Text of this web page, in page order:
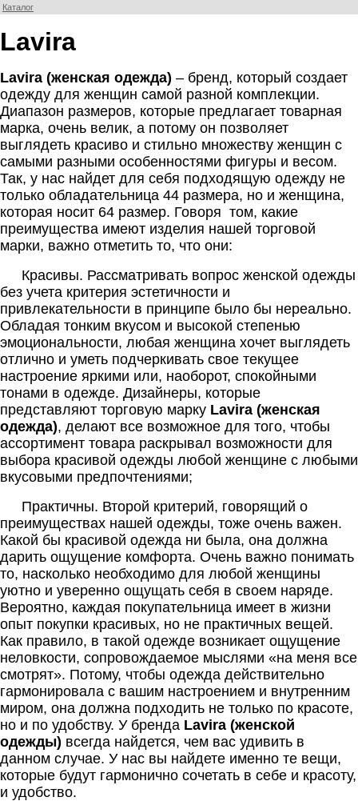
Каталог
Lavira
Lavira (женская одежда) – бренд, который создает
одежду для женщин самой разной комплекции.
Диапазон размеров, которые предлагает товарная
марка, очень велик, а потому он позволяет
выглядеть красиво и стильно множеству женщин с
самыми разными особенностями фигуры и весом.
Так, у нас найдет для себя подходящую одежду не
только обладательница 44 размера, но и женщина,
которая носит 64 размер. Говоря том, какие
преимущества имеют изделия нашей торговой
марки, важно отметить то, что они:
Красивы. Рассматривать вопрос женской одежды
без учета критерия эстетичности и
привлекательности в принципе было бы нереально.
Обладая тонким вкусом и высокой степенью
эмоциональности, любая женщина хочет выглядеть
отлично и уметь подчеркивать свое текущее
настроение яркими или, наоборот, спокойными
тонами в одежде. Дизайнеры, которые
представляют торговую марку Lavira (женская
одежда), делают все возможное для того, чтобы
ассортимент товара раскрывал возможности для
выбора красивой одежды любой женщине с любыми
вкусовыми предпочтениями;
Практичны. Второй критерий, говорящий о
преимуществах нашей одежды, тоже очень важен.
Какой бы красивой одежда ни была, она должна
дарить ощущение комфорта. Очень важно понимать
то, насколько необходимо для любой женщины
уютно и уверенно ощущать себя в своем наряде.
Вероятно, каждая покупательница имеет в жизни
опыт покупки красивых, но не практичных вещей.
Как правило, в такой одежде возникает ощущение
неловкости, сопровождаемое мыслями «на меня все
смотрят». Потому, чтобы одежда действительно
гармонировала с вашим настроением и внутренним
миром, она должна подходить не только по красоте,
но и по удобству. У бренда Lavira (женской
одежды) всегда найдется, чем вас удивить в
данном случае. У нас вы найдете именно те вещи,
которые будут гармонично сочетать в себе и красоту,
и удобство.